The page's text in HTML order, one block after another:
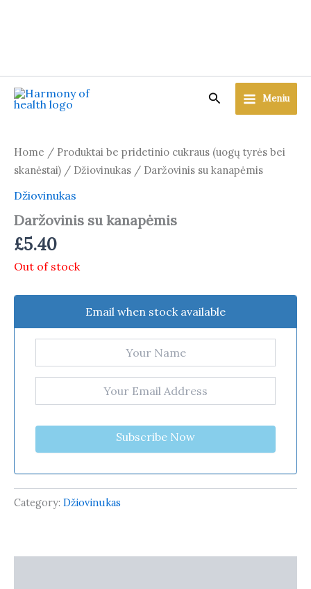
content
Search Meniu
Home / Produktai be pridetinio cukraus (uogų tyrės bei
skanėstai) / Džiovinukas / Daržovinis su kanapėmis
Džiovinukas
Daržovinis su kanapėmis
£5.40
Out of stock
Email when stock available
Subscribe Now
Category: Džiovinukas